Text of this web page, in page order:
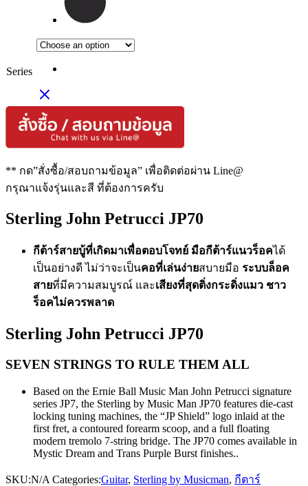
Series
** กด”สั่งซื้อ/สอบถามข้อมูล” เพื่อติดต่อผ่าน Line@
กรุณาแจ้งรุ่นและสี ที่ต้องการครับ
Sterling John Petrucci JP70
กีต้าร์สายบู้ที่เกิดมาเพื่อตอบโจทย์ มือกีต้าร์แนวร็อคได้
เป็นอย่างดี ไม่ว่าจะเป็นคอที่เล่นง่ายสบายมือ ระบบล็อค
สายที่มีความสมบูรณ์ และเสียงที่สุดติ่งกระดิ่งแมว ชาว
ร็อคไม่ควรพลาด
Sterling John Petrucci JP70
SEVEN STRINGS TO RULE THEM ALL
Based on the Ernie Ball Music Man John Petrucci signature
series JP7, the Sterling by Music Man JP70 features die-cast
locking tuning machines, the “JP Shield” logo inlaid at the
first fret, a contoured forearm scoop, and a full floating
modern tremolo 7-string bridge. The JP70 comes available in
Mystic Dream and Trans Purple Burst finishes..
SKU:N/A Categories:Guitar, Sterling by Musicman, กีตาร์